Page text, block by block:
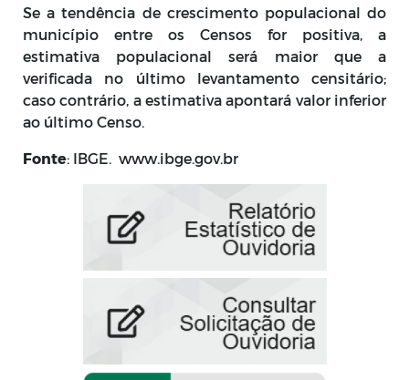
Se a tendência de crescimento populacional do
município entre os Censos for positiva, a
estimativa populacional será maior que a
verificada no último levantamento censitário;
caso contrário, a estimativa apontará valor inferior
ao último Censo.
Fonte: IBGE. www.ibge.gov.br